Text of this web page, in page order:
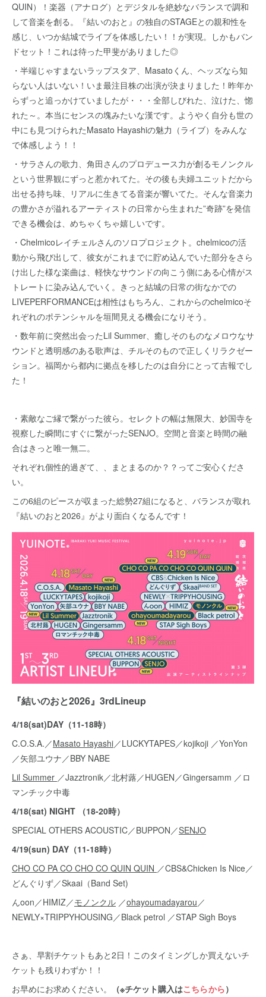
QUIN）！楽器（アナログ）とデジタルを絶妙なバランスで調和
して音楽を創る。『結いのおと』の独自のSTAGEとの親和性を
感じ、いつか結城でライブを体感したい！！が実現。しかもバン
ドセット！これは待った甲斐がありました◎
・半端じゃすまないラップスタア、Masatoくん、ヘッズなら知
らない人はいない！いま最注目株の出演が決まりました！昨年か
らずっと追っかけていましたが・・・全部しびれた、泣けた、惚
れた～。本当にセンスの塊みたいな漢です。ようやく自分も世の
中にも見つけられたMasato Hayashiの魅力（ライブ）をみんな
で体感しよう！！
・サラさんの歌力、角田さんのプロデュース力が創るモノンクル
という世界観にずっと惹かれてた。その後も夫婦ユニットだから
出せる持ち味、リアルに生きてる音楽が響いてた。そんな音楽力
の豊かさが溢れるアーティストの日常から生まれた”奇跡”を発信
できる機会は、めちゃくちゃ嬉しいです。
・Chelmicoレイチェルさんのソロプロジェクト。chelmicoの活
動から飛び出して、彼女がこれまでに貯め込んでいた部分をさら
け出した様な楽曲は、軽快なサウンドの向こう側にある心情がス
トレートに染み込んでいく。きっと結城の日常の街なかでの
LIVEPERFORMANCEは相性はもちろん、これからのchelmicoそ
れぞれのポテンシャルを垣間見える機会になりそう。
・数年前に突然出会ったLil Summer、癒しそのものなメロウなサ
ウンドと透明感のある歌声は、チルそのもので正しくリラクゼー
ション。福岡から都内に拠点を移したのは自分にとって吉報でし
た！
・素敵なご縁で繋がった彼ら。セレクトの幅は無限大、妙国寺を
視察した瞬間にすぐに繋がったSENJO。空間と音楽と時間の融
合はきっと唯一無二。
それぞれ個性的過ぎて、、まとまるのか？？ってご安心くださ
い。
この6組のピースが収まった総勢27組になると、バランスが取れ
『結いのおと2026』がより面白くなるんです！
『結いのおと2026』3rdLineup
4/18(sat)DAY（11-18時）
C.O.S.A.／Masato Hayashi／LUCKYTAPES／kojikoji ／YonYon
／矢部ユウナ／BBY NABE
Lil Summer ／Jazztronik／北村蕗／HUGEN／Gingersamm ／ロ
マンチック中毒
4/18(sat) NIGHT （18-20時）
SPECIAL OTHERS ACOUSTIC／BUPPON／SENJO
4/19(sun) DAY（11-18時）
CHO CO PA CO CHO CO QUIN QUIN ／CBS&Chicken Is Nice／
どんぐりず／Skaai（Band Set)
んoon／HIMIZ／モノンクル ／ohayoumadayarou ／
NEWLY×TRIPPYHOUSING／Black petrol ／STAP Sigh Boys
さぁ、早割チケットもあと2日！このタイミングしか買えないチ
ケットも残りわずか！！
お早めにお求めください。
（※チケット購入はこちらから）